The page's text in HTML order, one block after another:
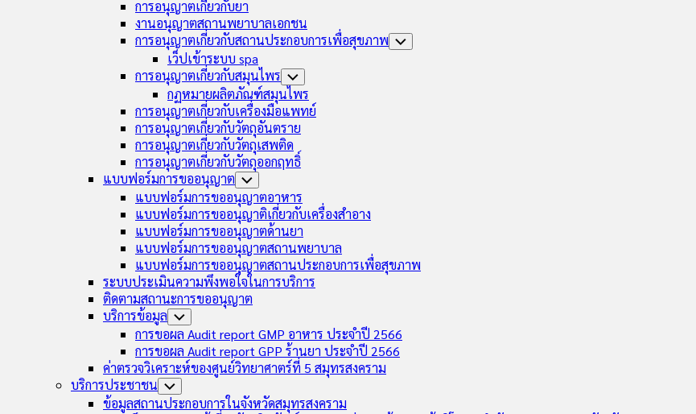
การอนุญาตเกี่ยวกับยา
งานอนุญาตสถานพยาบาลเอกชน
การอนุญาตเกี่ยวกับสถานประกอบการเพื่อสุขภาพ Toggle
เว็ปเข้าระบบ spa
การอนุญาตเกี่ยวกับสมุนไพร Toggle
Child
Menu
กฏหมายผลิตภัณฑ์สมุนไพร
การอนุญาตเกี่ยวกับเครื่องมือแพทย์
การอนุญาตเกี่ยวกับวัตถุอันตราย
การอนุญาตเกี่ยวกับวัตถุเสพติด
การอนุญาตเกี่ยวกับวัตถุออกฤทธิ์
แบบฟอร์มการขออนุญาต Toggle
Child
Menu
แบบฟอร์มการขออนุญาตอาหาร
แบบฟอร์มการขออนุญาติเกี่ยวกับเครื่องสำอาง
แบบฟอร์มการขออนุญาตด้านยา
แบบฟอร์มการขออนุญาตสถานพยาบาล
แบบฟอร์มการขออนุญาตสถานประกอบการเพื่อสุขภาพ
ระบบประเมินความพึงพอใจในการบริการ
ติดตามสถานะการขออนุญาต
บริการข้อมูล Toggle
Child
Menu
การขอผล Audit report GMP อาหาร ประจำปี 2566
การขอผล Audit report GPP ร้านยา ประจำปี 2566
ค่าตรวจวิเคราะห์ของศูนย์วิทยาศาตร์ที่ 5 สมุทรสงคราม
บริการประชาชน Toggle
Child
ข้อมูลสถานประกอบการในจังหวัดสมุทรสงคราม